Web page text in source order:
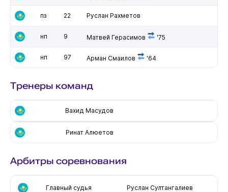
пз 22 Руслан Рахметов
нп 9 Матвей Герасимов '75
нп 97 Арман Смаилов '64
Тренеры команд
Вахид Масудов
Ринат Алюетов
Арбитры соревнования
Главный судья Руслан Султангалиев